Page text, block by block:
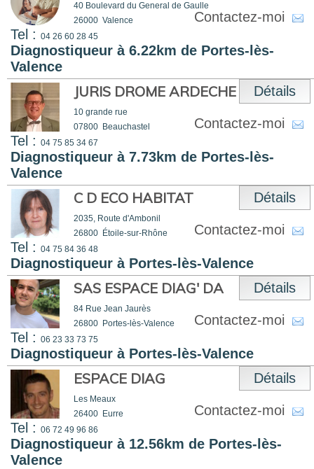
40 Boulevard du General de Gaulle
26000 Valence
Tel : 04 26 60 28 45
Diagnostiqueur à 6.22km de Portes-lès-
Valence
Contactez-moi
JURIS DROME ARDECHE
10 grande rue
07800 Beauchastel
Tel : 04 75 85 34 67
Diagnostiqueur à 7.73km de Portes-lès-
Valence
Détails
Contactez-moi
C D ECO HABITAT
2035, Route d'Ambonil
26800 Étoile-sur-Rhône
Tel : 04 75 84 36 48
Diagnostiqueur à Portes-lès-Valence
Détails
Contactez-moi
SAS ESPACE DIAG' DA
84 Rue Jean Jaurès
26800 Portes-lès-Valence
Tel : 06 23 33 73 75
Diagnostiqueur à Portes-lès-Valence
Détails
Contactez-moi
ESPACE DIAG
Les Meaux
26400 Eurre
Tel : 06 72 49 96 86
Diagnostiqueur à 12.56km de Portes-lès-
Valence
Détails
Contactez-moi